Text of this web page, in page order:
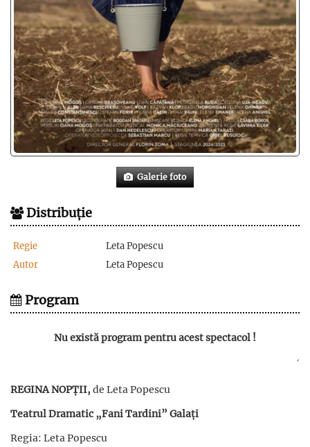
Galerie foto
Distribuție
Regie
Leta Popescu
Autor
Leta Popescu
Program
Nu există program pentru acest spectacol !
REGINA NOPȚII, de Leta Popescu
Teatrul Dramatic „Fani Tardini” Galați
Regia: Leta Popescu